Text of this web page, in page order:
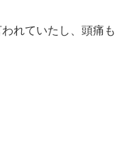
れていたし、頭痛も